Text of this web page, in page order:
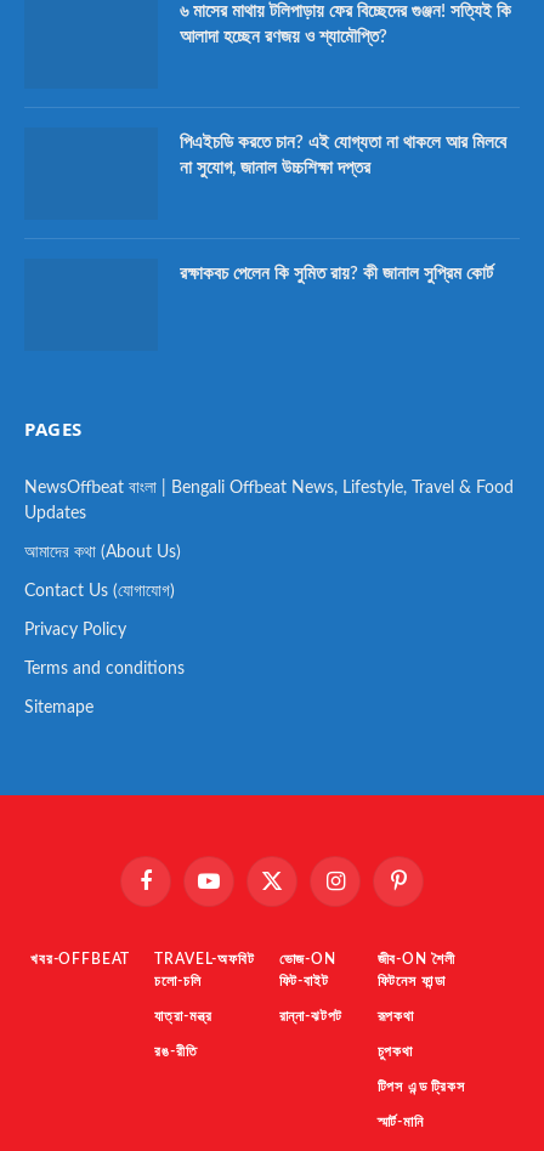
৬ মাসের মাথায় টলিপাড়ায় ফের বিচ্ছেদের গুঞ্জন! সত্যিই কি
আলাদা হচ্ছেন রণজয় ও শ্যামৌপ্তি?
পিএইচডি করতে চান? এই যোগ্যতা না থাকলে আর মিলবে
না সুযোগ, জানাল উচ্চশিক্ষা দপ্তর
রক্ষাকবচ পেলেন কি সুমিত রায়? কী জানাল সুপ্রিম কোর্ট
PAGES
NewsOffbeat বাংলা | Bengali Offbeat News, Lifestyle, Travel & Food
Updates
আমাদের কথা (About Us)
Contact Us (যোগাযোগ)
Privacy Policy
Terms and conditions
Sitemape
FacebookYouTube X
InstagramPinterest
খবর-OFFBEAT
TRAVEL-অফবিট
চলো-চলি
যাত্রা-মন্ত্র
রঙ-রীতি
ভোজ-ON
ফিট-বাইট
রান্না-ঝটপট
জীব-ON শৈলী
ফিটনেস ফান্ডা
রূপকথা
চুপকথা
টিপস এন্ড ট্রিকস
স্মার্ট-মানি